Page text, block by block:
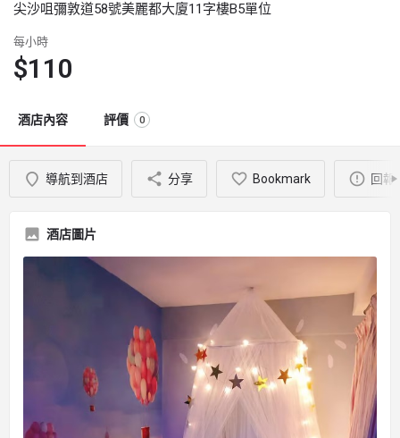
尖沙咀彌敦道58號美麗都大廈11字樓B5單位
每小時
$110
酒店內容 評價 0
導航到酒店 分享 Bookmark 回報
酒店圖片